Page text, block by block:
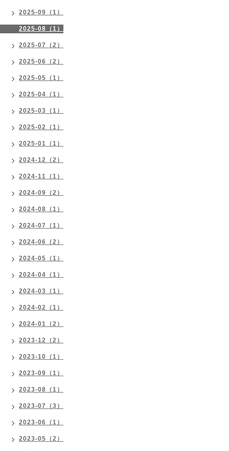
2025-09（1）
2025-08（1）
2025-07（2）
2025-06（2）
2025-05（1）
2025-04（1）
2025-03（1）
2025-02（1）
2025-01（1）
2024-12（2）
2024-11（1）
2024-09（2）
2024-08（1）
2024-07（1）
2024-06（2）
2024-05（1）
2024-04（1）
2024-03（1）
2024-02（1）
2024-01（2）
2023-12（2）
2023-10（1）
2023-09（1）
2023-08（1）
2023-07（3）
2023-06（1）
2023-05（2）